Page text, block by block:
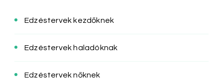
Edzéstervek kezdőknek
Edzéstervek haladóknak
Edzéstervek nőknek